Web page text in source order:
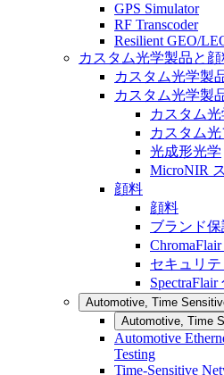
GPS Simulator
RF Transcoder
Resilient GEO/
カスタム光学製品と顔
カスタム光学製
カスタム光学製
カスタム
カスタム
光成形光学
MicroNIR
顔料
顔料
ブランド保
セキュリ
SpectraFlair
Automotive, Time
Automotive, Time
Automotive
Testing
Time-Sensitive